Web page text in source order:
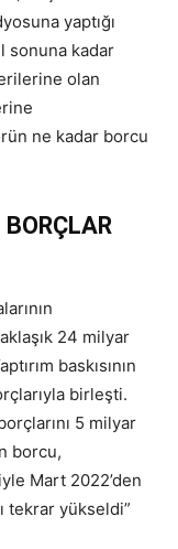
yaptığı
sonuna kadar
olan
ne kadar borcu
24 milyar
baskısının
birleşti.
5 milyar
borcu,
Mart 2022’den
tekrar yükseldi”